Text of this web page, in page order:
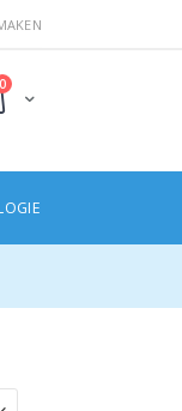
Cart
0producten